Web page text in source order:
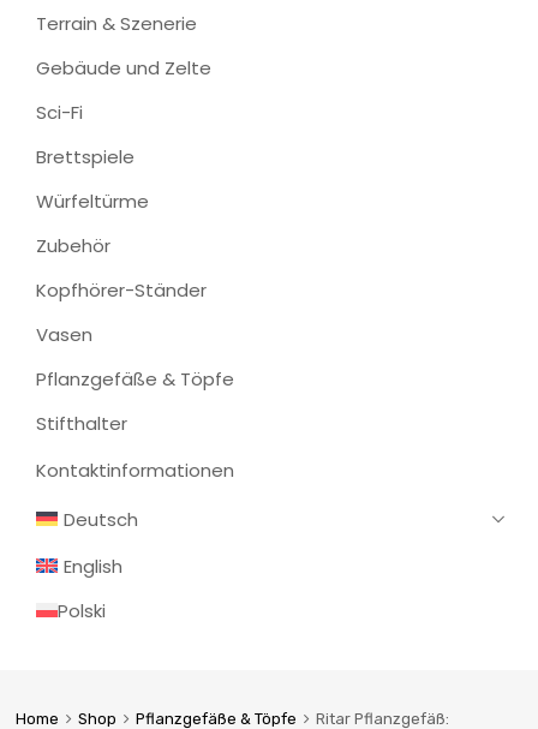
Terrain & Szenerie
Gebäude und Zelte
Sci-Fi
Brettspiele
Würfeltürme
Zubehör
Kopfhörer-Ständer
Vasen
Pflanzgefäße & Töpfe
Stifthalter
Kontaktinformationen
Deutsch
English
Polski
Home Shop Pflanzgefäße & Töpfe
Ritar Pflanzgefäß: